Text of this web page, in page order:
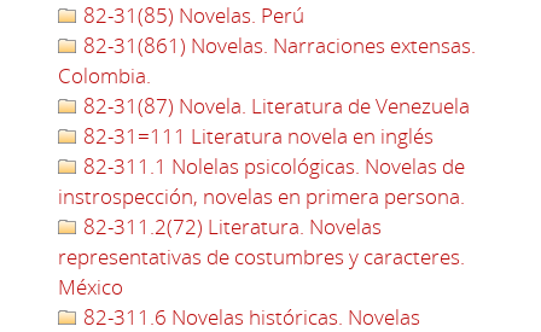
82-31(85) Novelas. Perú
82-31(861) Novelas. Narraciones extensas.
Colombia.
82-31(87) Novela. Literatura de Venezuela
82-31=111 Literatura novela en inglés
82-311.1 Nolelas psicológicas. Novelas de
instrospección, novelas en primera persona.
82-311.2(72) Literatura. Novelas
representativas de costumbres y caracteres.
México
82-311.6 Novelas históricas. Novelas